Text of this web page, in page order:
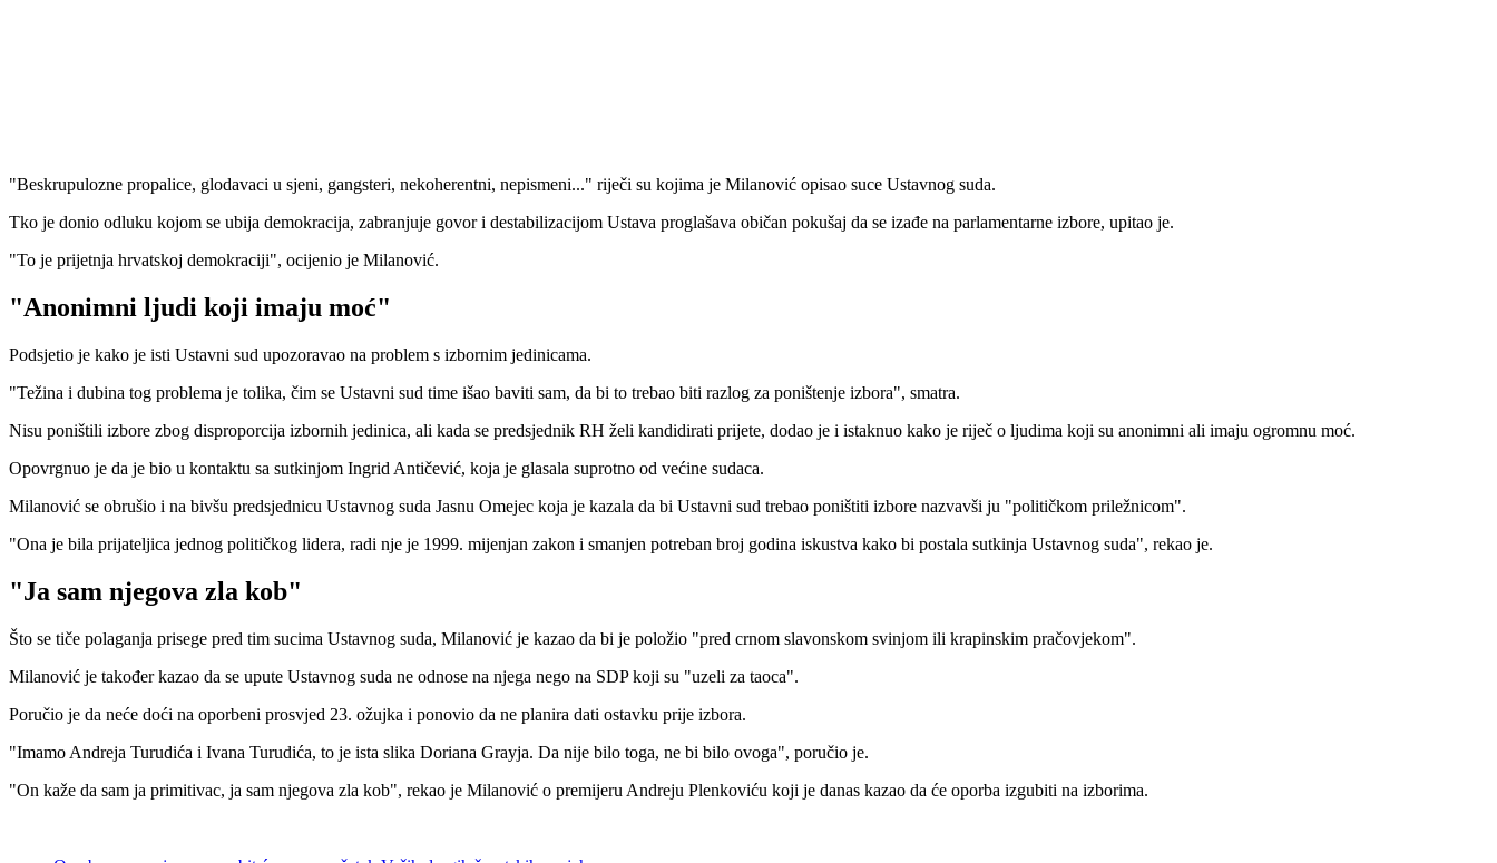
"Beskrupulozne propalice, glodavaci u sjeni, gangsteri, nekoherentni, nepismeni..." riječi su kojima je Milanović opisao suce Ustavnog suda.
Tko je donio odluku kojom se ubija demokracija, zabranjuje govor i destabilizacijom Ustava proglašava običan pokušaj da se izađe na parlamentarne izbore, upitao je.
"To je prijetnja hrvatskoj demokraciji", ocijenio je Milanović.
"Anonimni ljudi koji imaju moć"
Podsjetio je kako je isti Ustavni sud upozoravao na problem s izbornim jedinicama.
"Težina i dubina tog problema je tolika, čim se Ustavni sud time išao baviti sam, da bi to trebao biti razlog za poništenje izbora", smatra.
Nisu poništili izbore zbog disproporcija izbornih jedinica, ali kada se predsjednik RH želi kandidirati prijete, dodao je i istaknuo kako je riječ o ljudima koji su anonimni ali imaju ogromnu moć.
Opovrgnuo je da je bio u kontaktu sa sutkinjom Ingrid Antičević, koja je glasala suprotno od većine sudaca.
Milanović se obrušio i na bivšu predsjednicu Ustavnog suda Jasnu Omejec koja je kazala da bi Ustavni sud trebao poništiti izbore nazvavši ju "političkom priležnicom".
"Ona je bila prijateljica jednog političkog lidera, radi nje je 1999. mijenjan zakon i smanjen potreban broj godina iskustva kako bi postala sutkinja Ustavnog suda", rekao je.
"Ja sam njegova zla kob"
Što se tiče polaganja prisege pred tim sucima Ustavnog suda, Milanović je kazao da bi je položio "pred crnom slavonskom svinjom ili krapinskim pračovjekom".
Milanović je također kazao da se upute Ustavnog suda ne odnose na njega nego na SDP koji su "uzeli za taoca".
Poručio je da neće doći na oporbeni prosvjed 23. ožujka i ponovio da ne planira dati ostavku prije izbora.
"Imamo Andreja Turudića i Ivana Turudića, to je ista slika Doriana Grayja. Da nije bilo toga, ne bi bilo ovoga", poručio je.
"On kaže da sam ja primitivac, ja sam njegova zla kob", rekao je Milanović o premijeru Andreju Plenkoviću koji je danas kazao da će oporba izgubiti na izborima.